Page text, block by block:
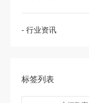
- 行业资讯
标签列表